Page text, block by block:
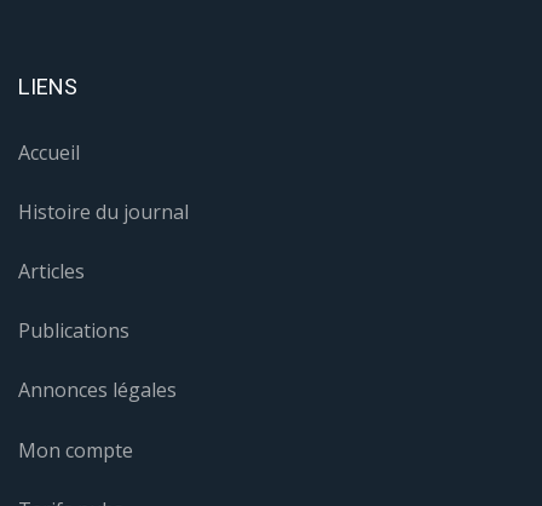
LIENS
Accueil
Histoire du journal
Articles
Publications
Annonces légales
Mon compte